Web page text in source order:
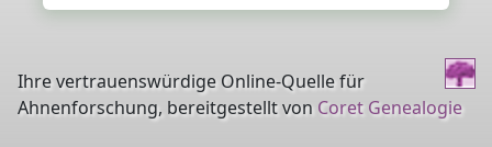
Ihre vertrauenswürdige Online-Quelle für
Ahnenforschung, bereitgestellt von Coret Genealogie